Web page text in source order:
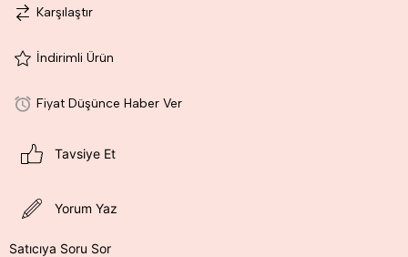
Karşılaştır
İndirimli Ürün
Fiyat Düşünce Haber Ver
Tavsiye Et
Yorum Yaz
Satıcıya Soru Sor